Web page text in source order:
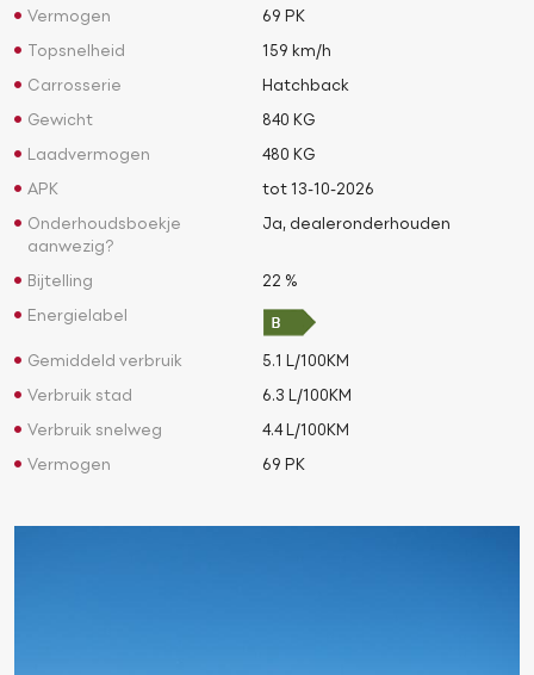
Vermogen 69 PK
Topsnelheid 159 km/h
Carrosserie Hatchback
Gewicht 840 KG
Laadvermogen 480 KG
APK tot 13-10-2026
Onderhoudsboekje
aanwezig?
Ja, dealeronderhouden
Bijtelling 22 %
Energielabel
Gemiddeld verbruik 5.1 L/100KM
Verbruik stad 6.3 L/100KM
Verbruik snelweg 4.4 L/100KM
Vermogen 69 PK